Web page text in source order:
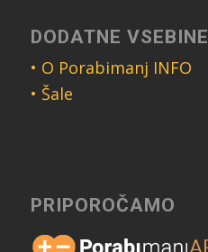
DODATNE VSEBINE
• O Porabimanj INFO
• Šale
PRIPOROČAMO